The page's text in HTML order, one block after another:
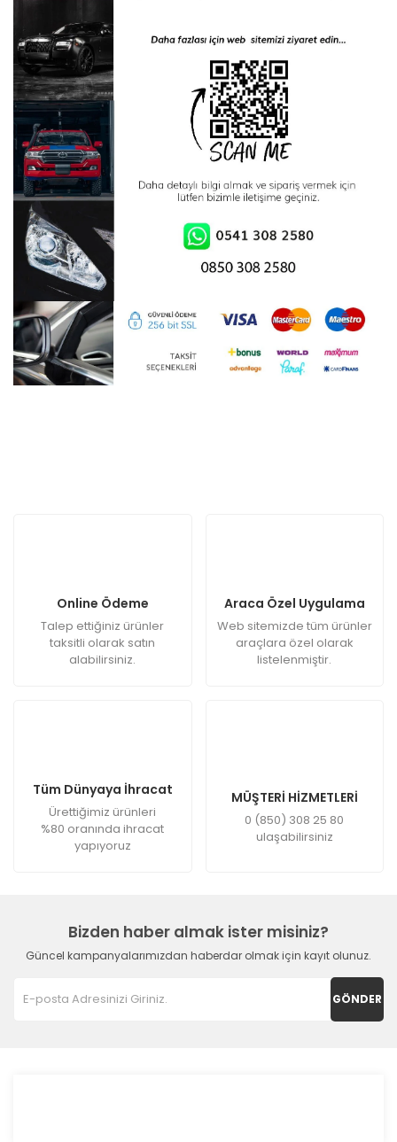
Online Ödeme
Talep ettiğiniz ürünler
taksitli olarak satın
alabilirsiniz.
Araca Özel Uygulama
Web sitemizde tüm ürünler
araçlara özel olarak
listelenmiştir.
Tüm Dünyaya İhracat
Ürettiğimiz ürünleri
%80 oranında ihracat
yapıyoruz
MÜŞTERİ HİZMETLERİ
0 (850) 308 25 80
ulaşabilirsiniz
Bizden haber almak ister misiniz?
Güncel kampanyalarımızdan haberdar olmak için kayıt olunuz.
GÖNDER